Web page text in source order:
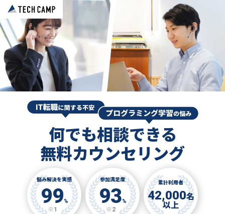
何でも相談できる
無料カウンセリング
悩み解決を実感
99%
※1
参加満足度
93%
※2
累計利用者
42,000名
以上